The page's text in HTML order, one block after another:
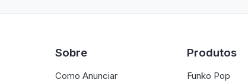
Sobre
Como Anunciar
Produtos
Funko Pop